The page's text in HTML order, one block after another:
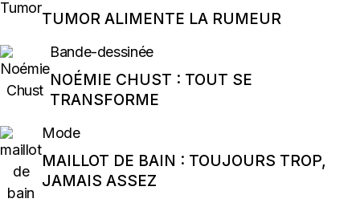
TUMOR ALIMENTE LA RUMEUR
Bande-dessinée
NOÉMIE CHUST : TOUT SE
TRANSFORME
Mode
MAILLOT DE BAIN : TOUJOURS TROP,
JAMAIS ASSEZ